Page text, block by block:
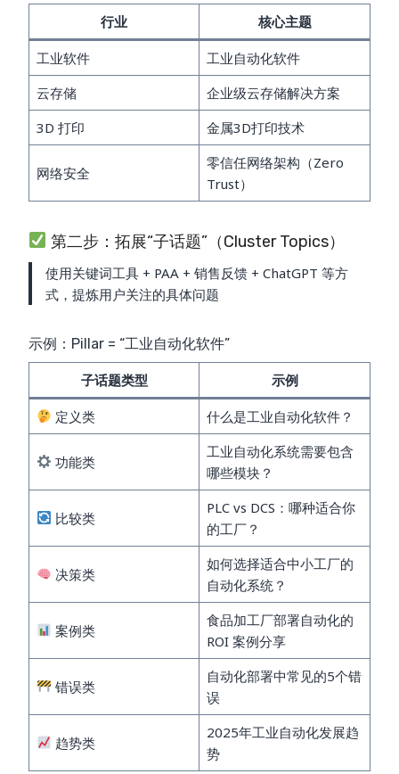
行业 核心主题
工业软件
工业自动化软件
云存储
企业级云存储解决方案
3D 打印
金属3D打印技术
网络安全
零信任网络架构（Zero
Trust）
第二步：拓展“子话题”（Cluster Topics）
使用关键词工具 + PAA + 销售反馈 + ChatGPT 等方
式，提炼用户关注的具体问题
示例：Pillar = “工业自动化软件”
子话题类型 示例
定义类 什么是工业自动化软件？
功能类
工业自动化系统需要包含
哪些模块？
比较类
PLC vs DCS：哪种适合你
的工厂？
决策类
如何选择适合中小工厂的
自动化系统？
案例类
食品加工厂部署自动化的
ROI 案例分享
错误类
自动化部署中常见的5个错
误
趋势类
2025年工业自动化发展趋
势